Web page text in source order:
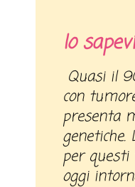
lo
Quasi il 90% degli uomini
con
presenta
genetiche.
per
oggi